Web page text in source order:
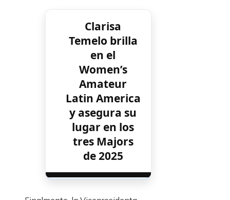
Clarisa
Temelo brilla
en el
Women’s
Amateur
Latin America
y asegura su
lugar en los
tres Majors
de 2025